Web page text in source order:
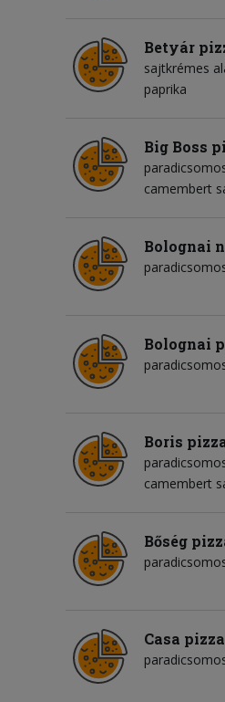
Betyár
sajtkrémes
paprika
Big Boss
camembert
Bolognai
Bolognai
Boris
camembert
Bőség
Casa pizza